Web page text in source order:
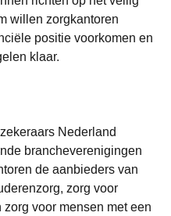
willen zorgkantoren
positie voorkomen en
klaar.
Nederland
brancheverenigingen
de aanbieders van
zorg voor
voor mensen met een